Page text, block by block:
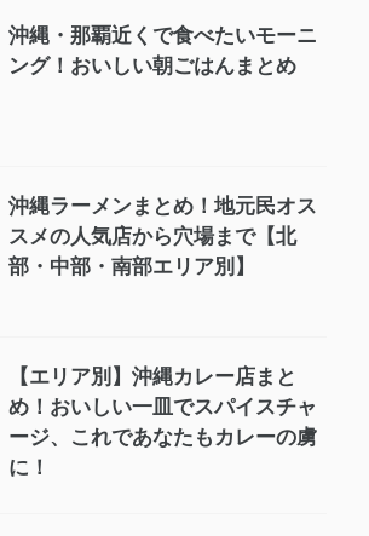
沖縄・那覇近くで食べたいモーニ
ング！おいしい朝ごはんまとめ
沖縄ラーメンまとめ！地元民オス
スメの人気店から穴場まで【北
部・中部・南部エリア別】
【エリア別】沖縄カレー店まと
め！おいしい一皿でスパイスチャ
ージ、これであなたもカレーの虜
に！